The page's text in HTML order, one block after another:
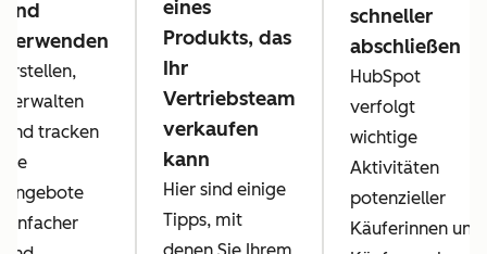
und
verwenden
Erstellen,
verwalten
und tracken
Sie
Angebote
einfacher
eines
Produkts, das
Ihr
Vertriebsteam
verkaufen
kann
Hier sind einige
Tipps, mit
schneller
abschließen
HubSpot
verfolgt
wichtige
Aktivitäten
potenzieller
Käuferinnen und